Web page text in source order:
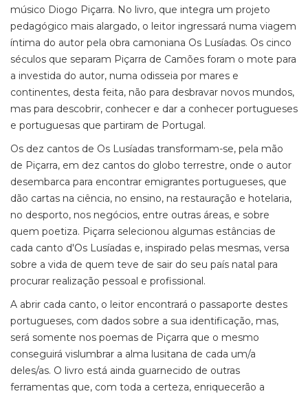
músico Diogo Piçarra. No livro, que integra um projeto
pedagógico mais alargado, o leitor ingressará numa viagem
íntima do autor pela obra camoniana Os Lusíadas. Os cinco
séculos que separam Piçarra de Camões foram o mote para
a investida do autor, numa odisseia por mares e
continentes, desta feita, não para desbravar novos mundos,
mas para descobrir, conhecer e dar a conhecer portugueses
e portuguesas que partiram de Portugal.
Os dez cantos de Os Lusíadas transformam-se, pela mão
de Piçarra, em dez cantos do globo terrestre, onde o autor
desembarca para encontrar emigrantes portugueses, que
dão cartas na ciência, no ensino, na restauração e hotelaria,
no desporto, nos negócios, entre outras áreas, e sobre
quem poetiza. Piçarra selecionou algumas estâncias de
cada canto d'Os Lusíadas e, inspirado pelas mesmas, versa
sobre a vida de quem teve de sair do seu país natal para
procurar realização pessoal e profissional.
A abrir cada canto, o leitor encontrará o passaporte destes
portugueses, com dados sobre a sua identificação, mas,
será somente nos poemas de Piçarra que o mesmo
conseguirá vislumbrar a alma lusitana de cada um/a
deles/as. O livro está ainda guarnecido de outras
ferramentas que, com toda a certeza, enriquecerão a